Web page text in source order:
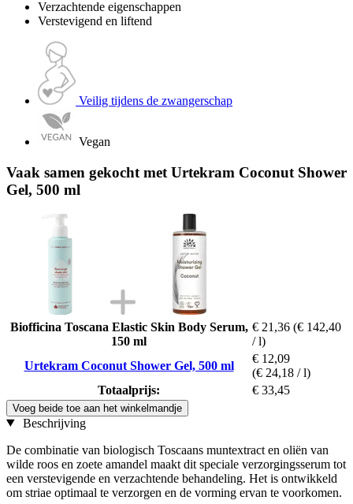
Verzachtende eigenschappen
Verstevigend en liftend
Veilig tijdens de zwangerschap
Vegan
Vaak samen gekocht met Urtekram Coconut Shower
Gel, 500 ml
Biofficina Toscana Elastic Skin Body Serum,
150 ml
€ 21,36 (€ 142,40
/ l)
Urtekram Coconut Shower Gel, 500 ml
€ 12,09
(€ 24,18 / l)
Totaalprijs:
€ 33,45
Voeg beide toe aan het winkelmandje
Beschrijving
De combinatie van biologisch Toscaans muntextract en oliën van
wilde roos en zoete amandel maakt dit speciale verzorgingsserum tot
een verstevigende en verzachtende behandeling. Het is ontwikkeld
om striae optimaal te verzorgen en de vorming ervan te voorkomen.